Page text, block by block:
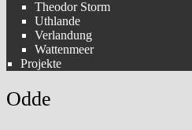
Theodor Storm
Uthlande
Verlandung
Wattenmeer
Projekte
Odde